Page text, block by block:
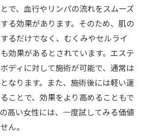
で、血行やリンパの流れをスムーズ
る効果があります。そのため、肌の
るだけでなく、むくみやセルライ
効果があるとされています。エステ
ディに対して施術が可能で、通常は
なります。また、施術後には軽い運
ことで、効果をより高めることもで
高い女性には、一度試してみる価値
ん。